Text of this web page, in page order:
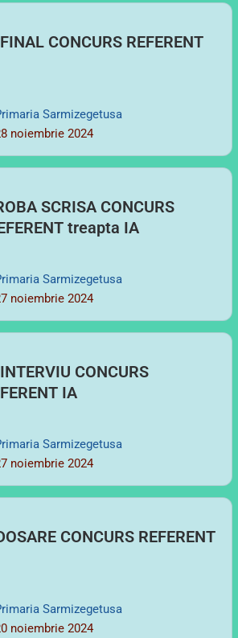
SCRISA CONCURS
Sarmizegetusa
CONCURS
Sarmizegetusa
CONCURS REFERENT
Sarmizegetusa
Mai multe anunțuri